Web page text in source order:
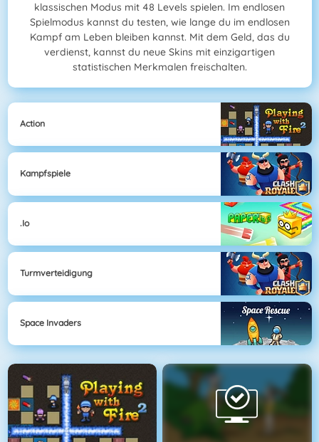
klassischen Modus mit 48 Levels spielen. Im endlosen
Spielmodus kannst du testen, wie lange du im endlosen
Kampf am Leben bleiben kannst. Mit dem Geld, das du
verdienst, kannst du neue Skins mit einzigartigen
statistischen Merkmalen freischalten.
Action
Kampfspiele
.io
Turmverteidigung
Space Invaders